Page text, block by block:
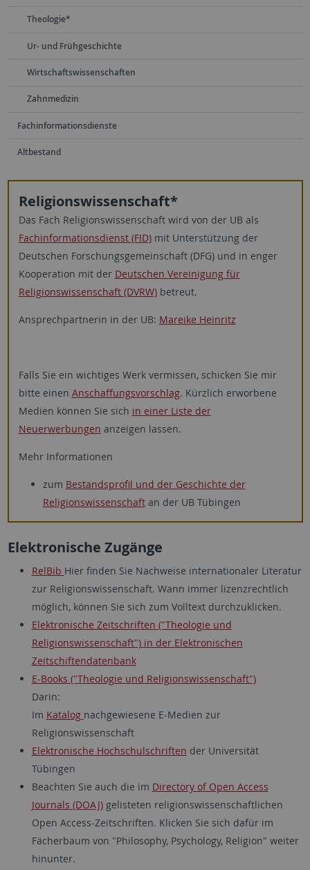
Theologie*
Ur- und Frühgeschichte
Wirtschaftswissenschaften
Zahnmedizin
Fachinformationsdienste
Altbestand
Religionswissenschaft*
Das Fach Religionswissenschaft wird von der UB als
Fachinformationsdienst (FID)mit Unterstützung der
Deutschen Forschungsgemeinschaft (DFG) und in enger
Kooperation mit der Deutschen Vereinigung für
Religionswissenschaft (DVRW)betreut.
Ansprechpartnerin in der UB: Mareike Heinritz
Falls Sie ein wichtiges Werk vermissen, schicken Sie mir
bitte einen Anschaffungsvorschlag. Kürzlich erworbene
Medien können Sie sich in einer Liste der
Neuerwerbungen anzeigen lassen.
Mehr Informationen
zum Bestandsprofil und der Geschichte der
Religionswissenschaftan der UB Tübingen
Elektronische Zugänge
RelBib Hier finden Sie Nachweise internationaler Literatur
zur Religionswissenschaft. Wann immer lizenzrechtlich
möglich, können Sie sich zum Volltext durchzuklicken.
Elektronische Zeitschriften ("Theologie und
Religionswissenschaft") in der Elektronischen
Zeitschiftendatenbank
E-Books ("Theologie und Religionswissenschaft")
Darin:
Im Katalog nachgewiesene E-Medien zur
Religionswissenschaft
Elektronische Hochschulschriften der Universität
Tübingen
Beachten Sie auch die im Directory of Open Access
Journals (DOAJ)gelisteten religionswissenschaftlichen
Open Access-Zeitschriften. Klicken Sie sich dafür im
Fächerbaum von "Philosophy, Psychology, Religion" weiter
hinunter.